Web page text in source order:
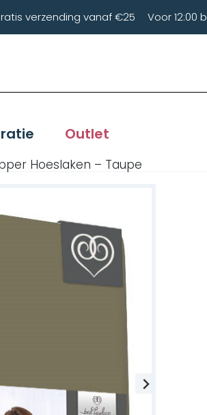
verzending vanaf €25 Voor 12:00
Outlet
Hoeslaken – Taupe